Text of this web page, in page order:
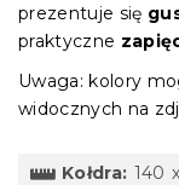
prezentuje się
praktyczne
Uwaga: kolory
widocznych na
Kołdra: 140